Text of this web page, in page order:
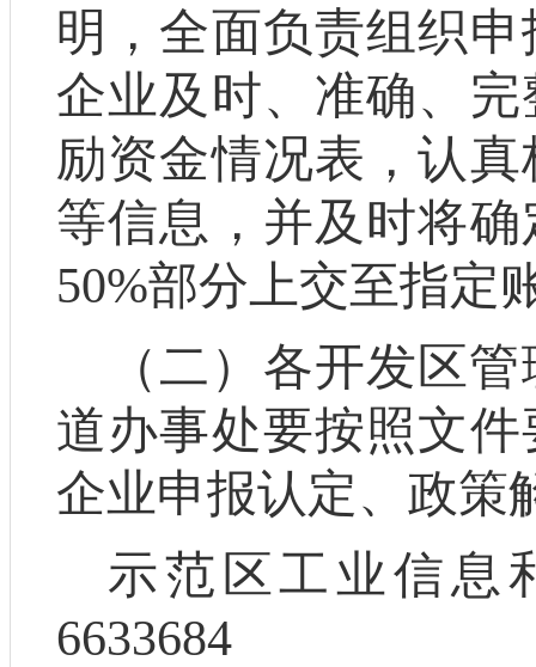
明，全面负责组织
企业及时、准确、
励资金情况表，认
等信息，并及时将
50%部分上交至指定
（二） 各开发区
道办事处要按照文
企业申报认定、政策
示范区工业信息
6633684